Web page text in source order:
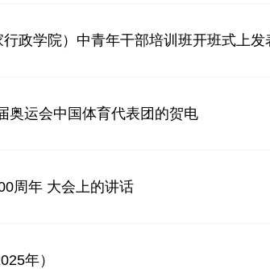
政学院）中青年干部培训班开班式上
奥运会中国体育代表团的贺电
周年 大会上的讲话
年）